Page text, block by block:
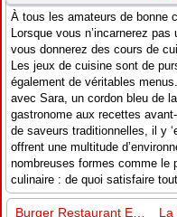
À tous les amateurs de bonne
Lorsque vous n’incarnerez
vous donnerez des cours de
Les jeux de cuisine sont de
également de véritables
avec Sara, un cordon bleu de
gastronome aux recettes
de saveurs traditionnelles, il y
offrent une multitude
nombreuses formes comme le
culinaire : de quoi satisfaire